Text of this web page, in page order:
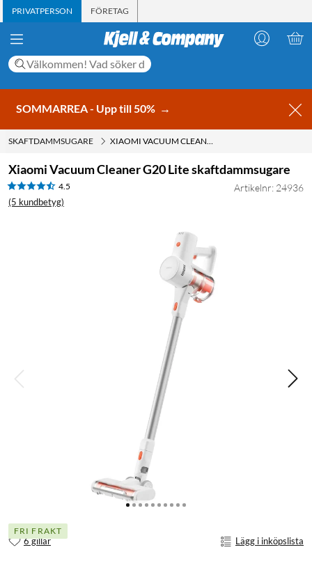
PRIVATPERSON FÖRETAG
SOMMARREA - Upp till 50% →
SKAFTDAMMSUGARE XIAOMI VACUUM CLEANER G20 LITE SKAFTDAMMSUGARE
Xiaomi Vacuum Cleaner G20 Lite skaftdammsugare
4.5
(5 kundbetyg)
Artikelnr: 24936
FRI FRAKT
6 gillar Lägg i inköpslista